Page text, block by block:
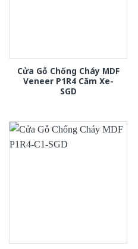
Cửa Gỗ Chống Cháy MDF
Veneer P1R4 Căm Xe-
SGD